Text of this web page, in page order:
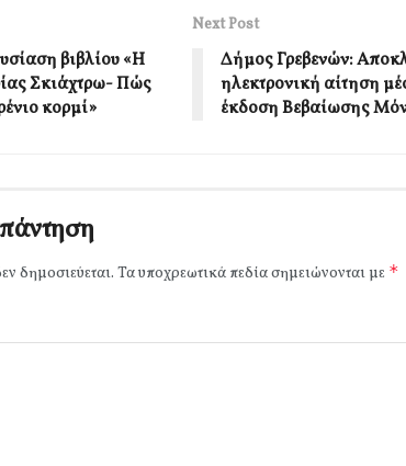
βιβλίου «Η
Σκιάχτρω- Πώς
κορμί»
Next Post
Δήμος Γρεβενών:
ηλεκτρονική αίτηση
έκδοση Βεβαίωσης
δημοσιεύεται. Τα υποχρεωτικά πεδία σημειώνονται με *